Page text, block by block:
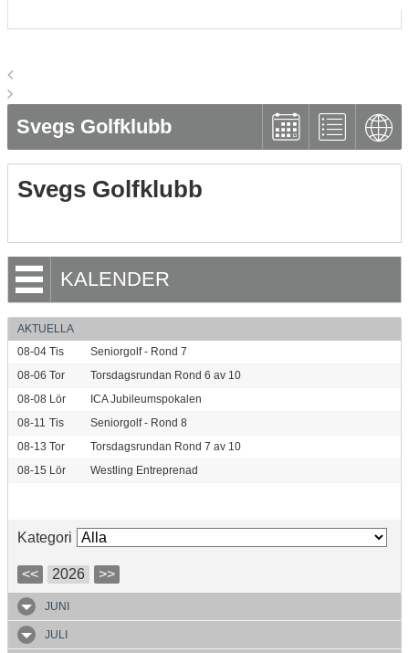
Svegs Golfklubb
Svegs Golfklubb
KALENDER
AKTUELLA
08-04 Tis
Seniorgolf - Rond 7
08-06 Tor
Torsdagsrundan Rond 6 av 10
08-08 Lör
ICA Jubileumspokalen
08-11 Tis
Seniorgolf - Rond 8
08-13 Tor
Torsdagsrundan Rond 7 av 10
08-15 Lör Westling Entreprenad
Kategori
<< 2026 >>
JUNI
JULI